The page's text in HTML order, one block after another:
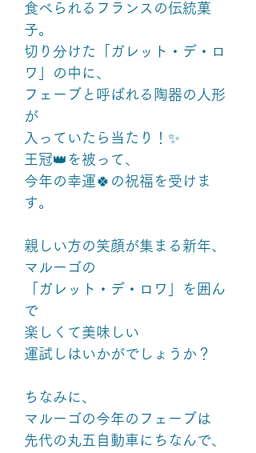
食べられるフランスの伝統菓
子。
切り分けた「ガレット・デ・ロ
ワ」の中に、
フェーブと呼ばれる陶器の人形
が
入っていたら当たり！✨
王冠👑を被って、
今年の幸運🍀の祝福を受けま
す。
親しい方の笑顔が集まる新年、
マルーゴの
「ガレット・デ・ロワ」を囲ん
で
楽しくて美味しい
運試しはいかがでしょうか？
ちなみに、
マルーゴの今年のフェーブは
先代の丸五自動車にちなんで、